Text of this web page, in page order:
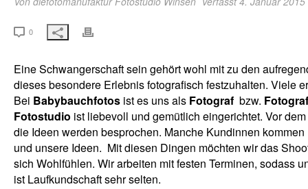
0
Eine Schwangerschaft sein gehört wohl mit zu den
dieses besondere Erlebnis fotografisch festzuhalten. Viele
Bei Babybauchfotos ist es uns als Fotograf bzw.
Fotostudio ist liebevoll und gemütlich eingerichtet. Vor
die Ideen werden besprochen. Manche Kundinnen
und unsere Ideen. Mit diesen Dingen möchten wir das
sich Wohlfühlen. Wir arbeiten mit festen Terminen, sodass
ist Laufkundschaft sehr selten.